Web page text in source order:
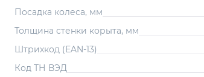
Посадка колеса, мм
Толщина стенки корыта, мм
Штрихкод (EAN-13)
Код ТН ВЭД